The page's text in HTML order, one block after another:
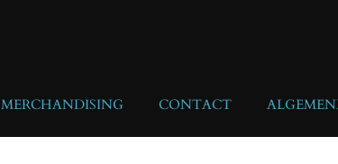
MERCHANDISING CONTACT